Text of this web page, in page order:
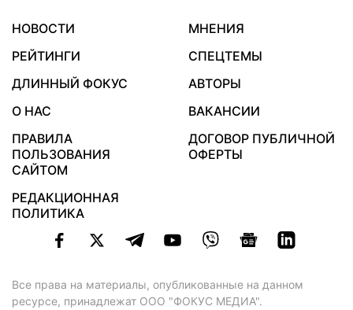
НОВОСТИ
МНЕНИЯ
РЕЙТИНГИ
СПЕЦТЕМЫ
ДЛИННЫЙ ФОКУС
АВТОРЫ
О НАС
ВАКАНСИИ
ПРАВИЛА
ПОЛЬЗОВАНИЯ
САЙТОМ
ДОГОВОР ПУБЛИЧНОЙ
ОФЕРТЫ
РЕДАКЦИОННАЯ
ПОЛИТИКА
Все права на материалы, опубликованные на данном
ресурсе, принадлежат ООО "ФОКУС МЕДИА".